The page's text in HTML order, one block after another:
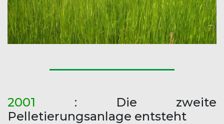
2001 : Die zweite
Pelletierungsanlage entsteht